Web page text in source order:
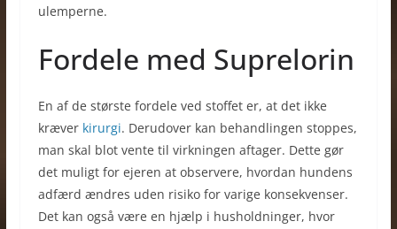
ulemperne.
Fordele med Suprelorin
En af de største fordele ved stoffet er, at det ikke
kræver kirurgi. Derudover kan behandlingen stoppes,
man skal blot vente til virkningen aftager. Dette gør
det muligt for ejeren at observere, hvordan hundens
adfærd ændres uden risiko for varige konsekvenser.
Det kan også være en hjælp i husholdninger, hvor